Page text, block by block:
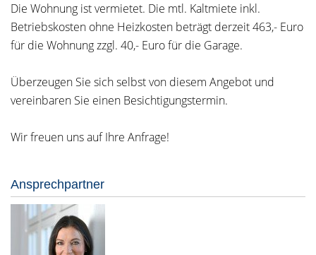
Die Wohnung ist vermietet. Die mtl. Kaltmiete inkl.
Betriebskosten ohne Heizkosten beträgt derzeit 463,- Euro
für die Wohnung zzgl. 40,- Euro für die Garage.
Überzeugen Sie sich selbst von diesem Angebot und
vereinbaren Sie einen Besichtigungstermin.
Wir freuen uns auf Ihre Anfrage!
Ansprechpartner